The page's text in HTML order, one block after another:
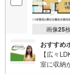
画像25
おすすめ
【広々
室に収納